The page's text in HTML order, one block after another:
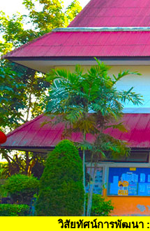
วิสัยทัศน์การพัฒนา :